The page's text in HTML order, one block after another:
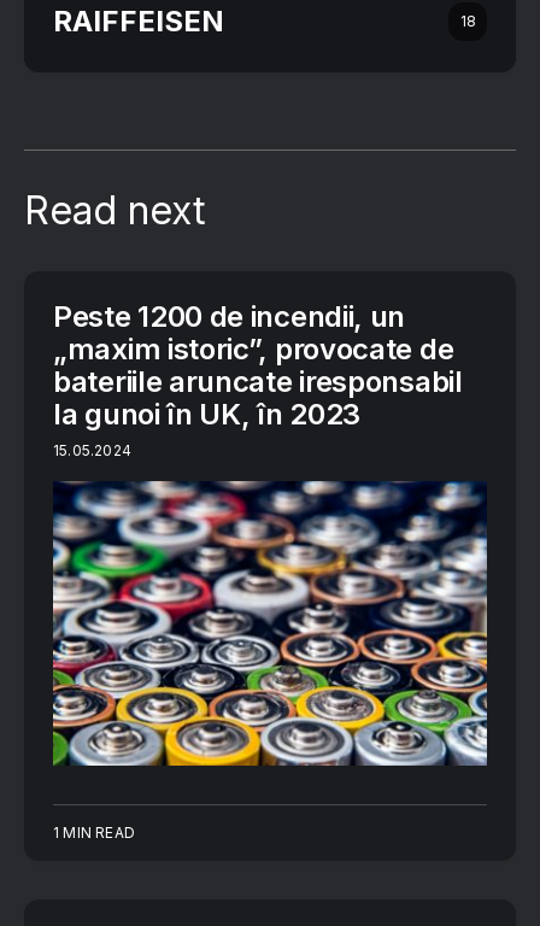
RAIFFEISEN 18
Read next
Peste 1200 de incendii, un
„maxim istoric”, provocate de
bateriile aruncate iresponsabil
la gunoi în UK, în 2023
15.05.2024
1 MIN READ